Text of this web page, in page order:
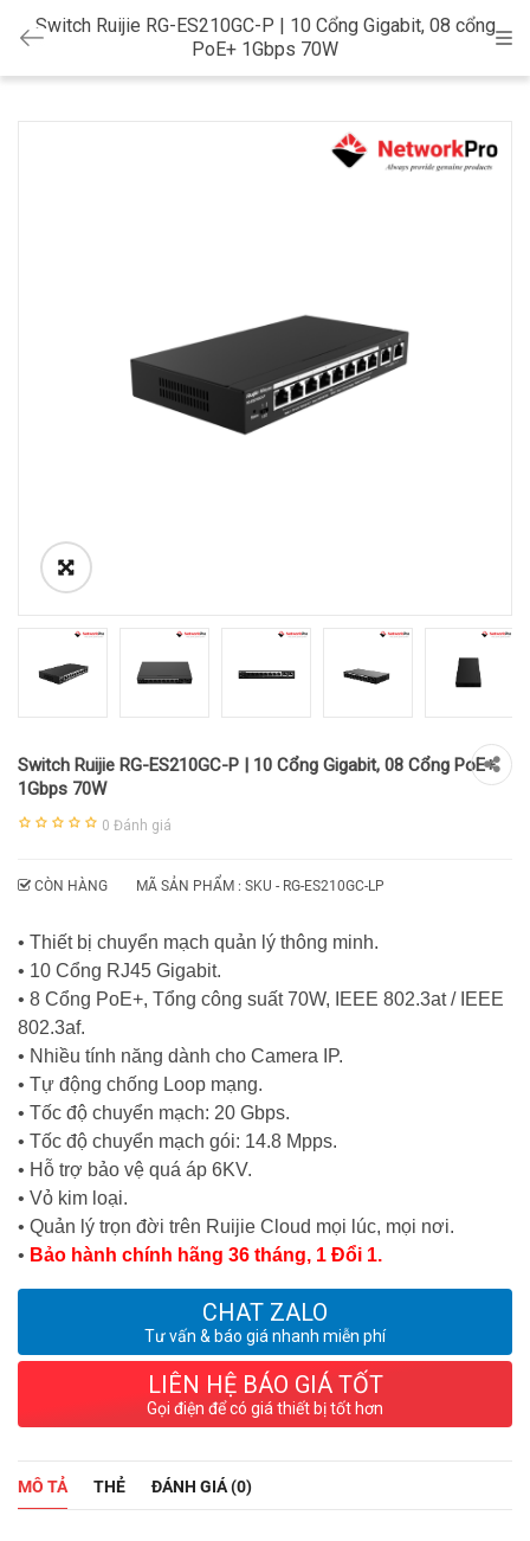
Switch Ruijie RG-ES210GC-P | 10 Cổng Gigabit, 08 cổng
PoE+ 1Gbps 70W
Switch Ruijie RG-ES210GC-P | 10 Cổng Gigabit, 08 Cổng PoE+
1Gbps 70W
0 Đánh giá
CÒN HÀNG MÃ SẢN PHẨM : SKU - RG-ES210GC-LP
• Thiết bị chuyển mạch quản lý thông minh.
• 10 Cổng RJ45 Gigabit.
• 8 Cổng PoE+, Tổng công suất 70W, IEEE 802.3at / IEEE
802.3af.
• Nhiều tính năng dành cho Camera IP.
• Tự động chống Loop mạng.
• Tốc độ chuyển mạch: 20 Gbps.
• Tốc độ chuyển mạch gói: 14.8 Mpps.
• Hỗ trợ bảo vệ quá áp 6KV.
• Vỏ kim loại.
• Quản lý trọn đời trên Ruijie Cloud mọi lúc, mọi nơi.
• Bảo hành chính hãng 36 tháng, 1 Đổi 1.
CHAT ZALO
Tư vấn & báo giá nhanh miễn phí
LIÊN HỆ BÁO GIÁ TỐT
Gọi điện để có giá thiết bị tốt hơn
MÔ TẢ THẺ ĐÁNH GIÁ (0)